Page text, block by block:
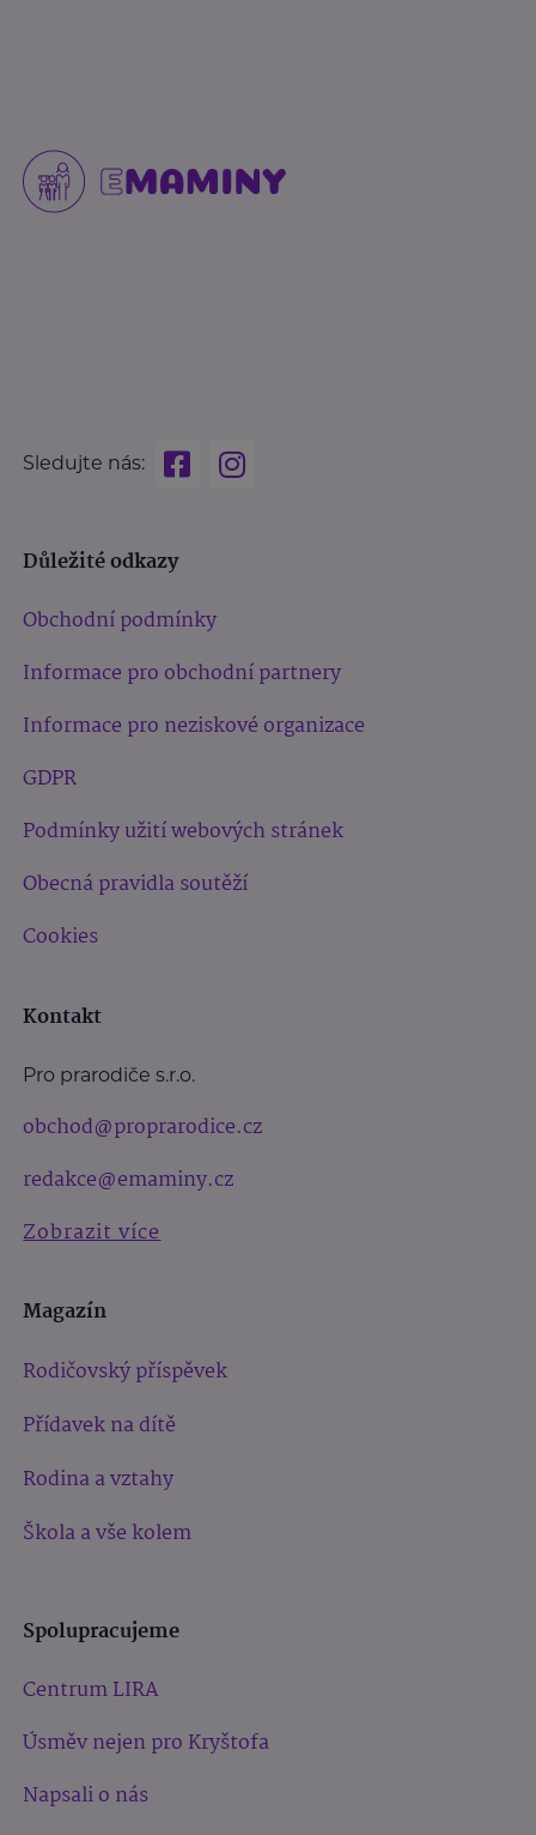
Sledujte nás:
Důležité odkazy
Obchodní podmínky
Informace pro obchodní partnery
Informace pro neziskové organizace
GDPR
Podmínky užití webových stránek
Obecná pravidla soutěží
Cookies
Kontakt
Pro prarodiče s.r.o.
obchod@proprarodice.cz
redakce@emaminy.cz
Zobrazit více
Magazín
Rodičovský příspěvek
Přídavek na dítě
Rodina a vztahy
Škola a vše kolem
Spolupracujeme
Centrum LIRA
Úsměv nejen pro Kryštofa
Napsali o nás